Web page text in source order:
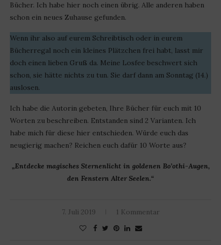
Bücher. Ich habe hier noch einen übrig. Alle anderen haben
schon ein neues Zuhause gefunden.
Wenn ihr also auf eurem Schreibtisch oder in eurem
Bücherregal noch ein kleines Plätzchen frei habt, lasst mir
doch einen lieben Gruß da. Meine Losfee beschwert sich
schon, sie hätte nichts zu tun. Sie darf dann am Sonntag (14.)
auslosen.
Ich habe die Autorin gebeten, Ihre Bücher für euch mit 10
Worten zu beschreiben. Entstanden sind 2 Varianten. Ich
habe mich für diese hier entschieden. Würde euch das
neugierig machen? Reichen euch dafür 10 Worte aus?
„Entdecke magisches Sternenlicht in goldenen Bo’othi-Augen,
den Fenstern Alter Seelen.“
7. Juli 2019 1 Kommentar